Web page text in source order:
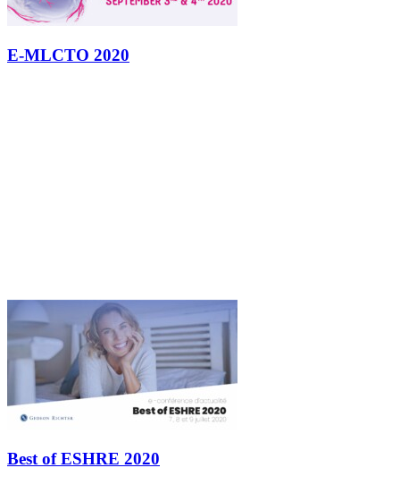
E-MLCTO 2020
Best of ESHRE 2020